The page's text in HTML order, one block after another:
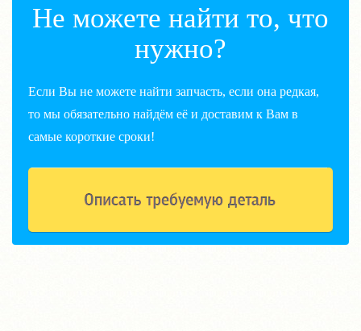
Не можете найти то, что
нужно?
Если Вы не можете найти запчасть, если она редкая,
то мы обязательно найдём её и доставим к Вам в
самые короткие сроки!